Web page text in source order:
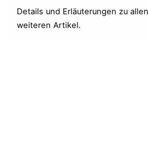
Details und Erläuterungen zu
weiteren Artikel.